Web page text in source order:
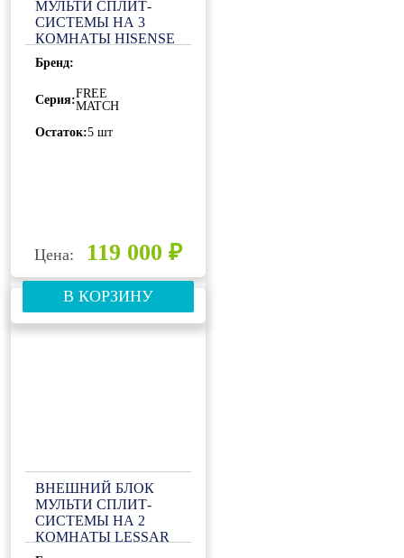
МУЛЬТИ СПЛИТ-
СИСТЕМЫ НА 3
КОМНАТЫ HISENSE
FREE MATCH AMW3-
24U4RJC LP
Бренд:
Серия:FREE
MATCH
Остаток:5 шт
Цена: 119 000 ₽
В КОРЗИНУ
ВНЕШНИЙ БЛОК
МУЛЬТИ СПЛИТ-
СИСТЕМЫ НА 2
КОМНАТЫ LESSAR
EMAGIC FREE